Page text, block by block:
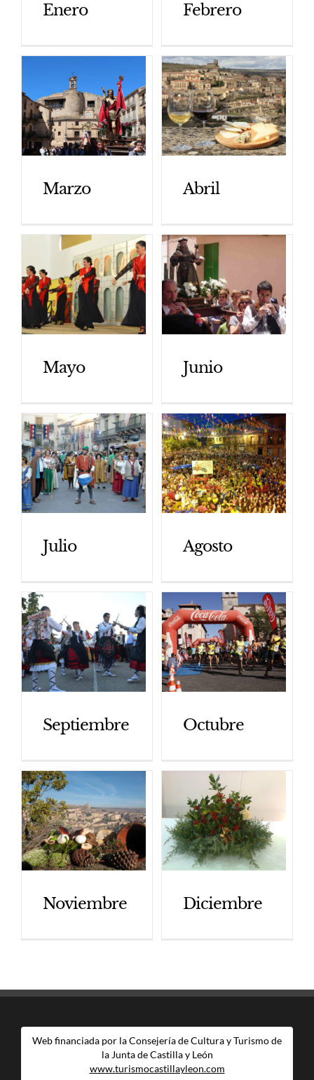
Enero Febrero
Marzo Abril
Mayo Junio
Julio Agosto
Septiembre Octubre
Noviembre Diciembre
Web financiada por la Consejería de Cultura y Turismo de
la Junta de Castilla y León
www.turismocastillayleon.com